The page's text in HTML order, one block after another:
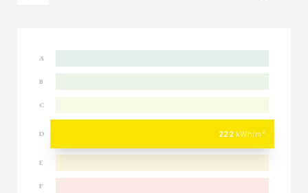
A
B
C
D 222 kWh/m²
E
F